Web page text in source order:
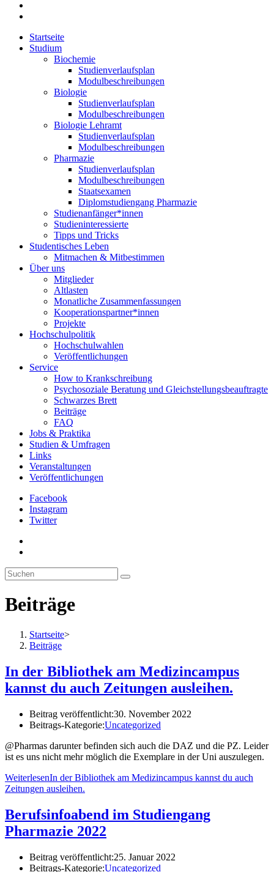
Startseite
Studium
Biochemie
Studienverlaufsplan
Modulbeschreibungen
Biologie
Studienverlaufsplan
Modulbeschreibungen
Biologie Lehramt
Studienverlaufsplan
Modulbeschreibungen
Pharmazie
Studienverlaufsplan
Modulbeschreibungen
Staatsexamen
Diplomstudiengang Pharmazie
Studienanfänger*innen
Studieninteressierte
Tipps und Tricks
Studentisches Leben
Mitmachen & Mitbestimmen
Über uns
Mitglieder
Altlasten
Monatliche Zusammenfassungen
Kooperationspartner*innen
Projekte
Hochschulpolitik
Hochschulwahlen
Veröffentlichungen
Service
How to Krankschreibung
Psychosoziale Beratung und Gleichstellungsbeauftragte
Schwarzes Brett
Beiträge
FAQ
Jobs & Praktika
Studien & Umfragen
Links
Veranstaltungen
Veröffentlichungen
Facebook
Instagram
Twitter
Beiträge
Startseite>
Beiträge
In der Bibliothek am Medizincampus
kannst du auch Zeitungen ausleihen.
Beitrag veröffentlicht:30. November 2022
Beitrags-Kategorie:Uncategorized
@Pharmas darunter befinden sich auch die DAZ und die PZ. Leider
ist es uns nicht mehr möglich die Exemplare in der Uni auszulegen.
WeiterlesenIn der Bibliothek am Medizincampus kannst du auch
Zeitungen ausleihen.
Berufsinfoabend im Studiengang
Pharmazie 2022
Beitrag veröffentlicht:25. Januar 2022
Beitrags-Kategorie:Uncategorized